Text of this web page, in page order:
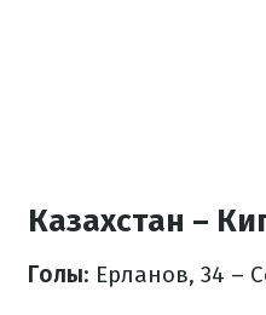
Казахстан –
Голы: Ерланов, 34 –